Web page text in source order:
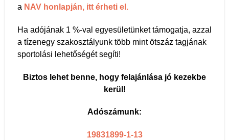
a NAV honlapján, itt érheti el.
Ha adójának 1 %-val egyesületünket támogatja, azzal
a tízenegy szakosztályunk több mint ötszáz tagjának
sportolási lehetőségét segíti!
Biztos lehet benne, hogy felajánlása jó kezekbe
kerül!
Adószámunk:
19831899-1-13